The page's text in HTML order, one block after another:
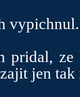
vypichnul.
pridal,
jen tak